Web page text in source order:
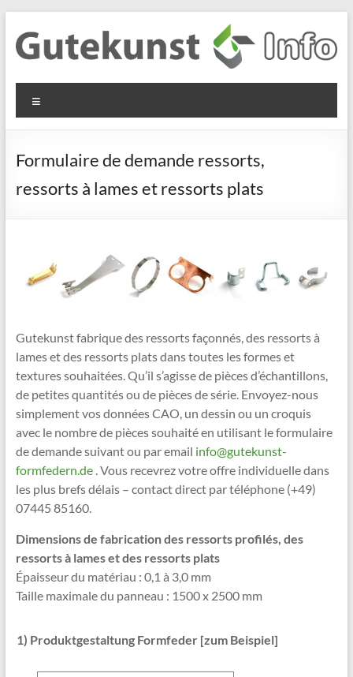
au
contenu
Gutekunst
Formfedern
GmbH
Informationen
Flachmaterial
Formulaire de demande ressorts,
ressorts à lames et ressorts plats
Gutekunst fabrique des ressorts façonnés, des ressorts à
lames et des ressorts plats dans toutes les formes et
textures souhaitées. Qu’il s’agisse de pièces d’échantillons,
de petites quantités ou de pièces de série. Envoyez-nous
simplement vos données CAO, un dessin ou un croquis
avec le nombre de pièces souhaité en utilisant le formulaire
de demande suivant ou par email info@gutekunst-
formfedern.de. Vous recevrez votre offre individuelle dans
les plus brefs délais – contact direct par téléphone (+49)
07445 85160.
Dimensions de fabrication des ressorts profilés, des
ressorts à lames et des ressorts plats
Épaisseur du matériau : 0,1 à 3,0 mm
Taille maximale du panneau : 1500 x 2500 mm
1) Produktgestaltung Formfeder [zum Beispiel]